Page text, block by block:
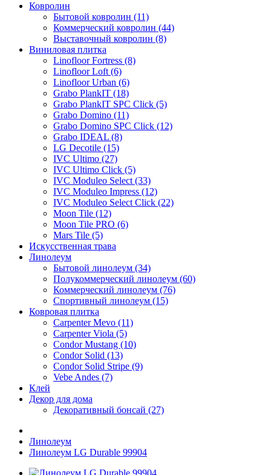
Ковролин
Бытовой ковролин (11)
Коммерческий ковролин (44)
Выставочный ковролин (8)
Виниловая плитка
Linofloor Fortress (8)
Linofloor Loft (6)
Linofloor Urban (6)
Grabo PlankIT (18)
Grabo PlankIT SPC Click (5)
Grabo Domino (11)
Grabo Domino SPC Click (12)
Grabo IDEAL (8)
LG Decotile (15)
IVC Ultimo (27)
IVC Ultimo Click (5)
IVC Moduleo Select (33)
IVC Moduleo Impress (12)
IVC Moduleo Select Click (22)
Moon Tile (12)
Moon Tile PRO (6)
Mars Tile (5)
Искусcтвенная трава
Линолеум
Бытовой линолеум (34)
Полукоммерческий линолеум (60)
Коммерческий линолеум (76)
Спортивный линолеум (15)
Ковровая плитка
Carpenter Mevo (11)
Carpenter Viola (5)
Condor Mustang (10)
Condor Solid (13)
Condor Solid Stripe (9)
Vebe Andes (7)
Клей
Декор для дома
Декоративный бонсай (27)
Линолеум
Линолеум LG Durable 99904